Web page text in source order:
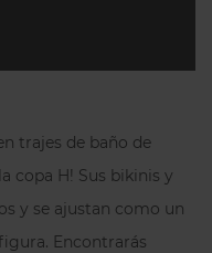
minimiza su
son
strech, para
y mejor
para pechos
trajes de baño de
copa H! Sus bikinis y
y se ajustan como un
Encontrarás